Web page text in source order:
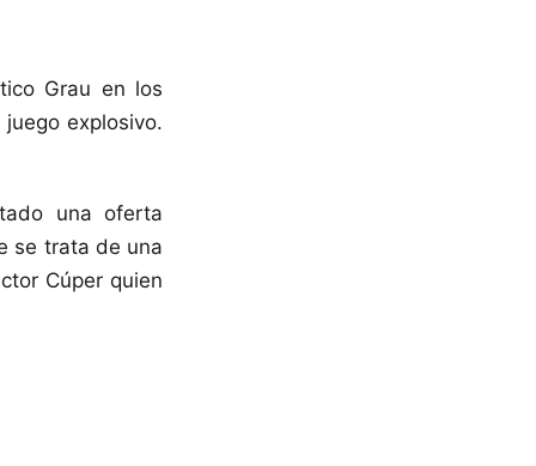
Grau en los
explosivo.
una oferta
se trata de una
Cúper quien